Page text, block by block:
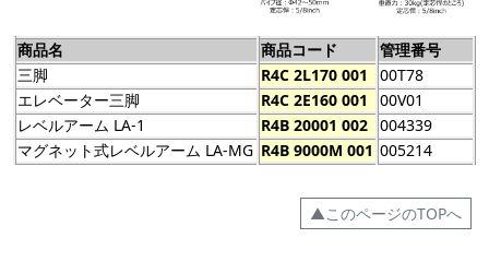
商品名 商品コード
管理番号
三脚
R4C 2L170 001
00T78
エレベーター三脚
R4C 2E160 001
00V01
レベルアーム LA-1
R4B 20001 002 004339
マグネット式レベルアーム LA-MG R4B 9000M 001 005214
▲このページのTOPへ